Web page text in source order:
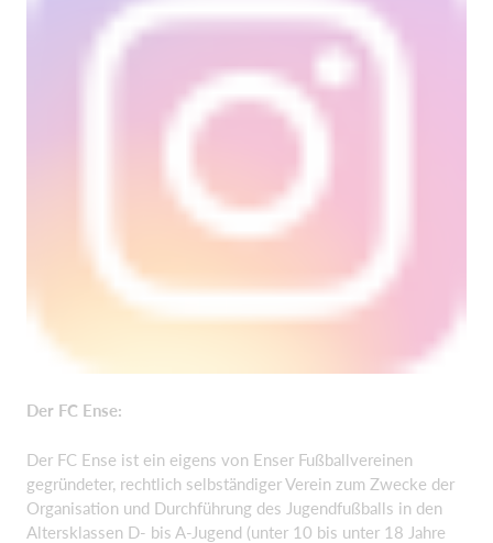
Der FC Ense:
Der FC Ense ist ein eigens von Enser Fußballvereinen
gegründeter, rechtlich selbständiger Verein zum Zwecke der
Organisation und Durchführung des Jugendfußballs in den
Altersklassen D- bis A-Jugend (unter 10 bis unter 18 Jahre